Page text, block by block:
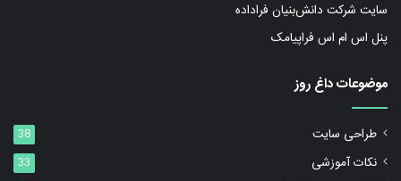
سایت شرکت دانش‌بنیان فراداده
پنل اس ام اس فراپیامک
موضوعات داغ روز
طراحی سایت 38
نکات آموزشی 33